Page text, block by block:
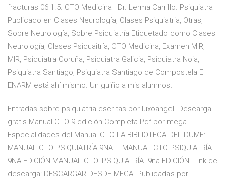
fracturas 06 1.5. CTO Medicina | Dr. Lerma Carrillo. Psiquiatra
Publicado en Clases Neurología, Clases Psiquiatria, Otras,
Sobre Neurología, Sobre Psiquiatría Etiquetado como Clases
Neurología, Clases Psiquaitría, CTO Medicina, Examen MIR,
MIR, Psiquiatra Coruña, Psiquiatra Galicia, Psiquiatra Noia,
Psiquiatra Santiago, Psiquiatra Santiago de Compostela El
ENARM está ahí mismo. Un guiño a mis alumnos.
Entradas sobre psiquiatria escritas por luxoangel. Descarga
gratis Manual CTO 9 edición Completa Pdf por mega.
Especialidades del Manual CTO LA BIBLIOTECA DEL DUME:
MANUAL CTO PSIQUIATRÍA 9NA … MANUAL CTO PSIQUIATRÍA
9NA EDICIÓN MANUAL CTO. PSIQUIATRÍA. 9na EDICIÓN. Link de
descarga: DESCARGAR DESDE MEGA. Publicadas por